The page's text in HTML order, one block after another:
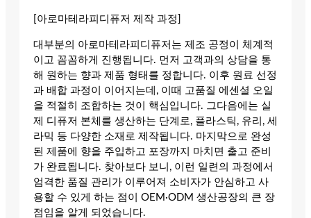
[아로마테라피디퓨저 제작 과정]
대부분의 아로마테라피디퓨저는 제조 공정이 체계적
이고 꼼꼼하게 진행됩니다. 먼저 고객과의 상담을 통
해 원하는 향과 제품 형태를 정합니다. 이후 원료 선정
과 배합 과정이 이어지는데, 이때 고품질 에센셜 오일
을 적절히 조합하는 것이 핵심입니다. 그다음에는 실
제 디퓨저 본체를 생산하는 단계로, 플라스틱, 유리, 세
라믹 등 다양한 소재로 제작됩니다. 마지막으로 완성
된 제품에 향을 주입하고 포장까지 마치면 출고 준비
가 완료됩니다. 찾아보다 보니, 이런 일련의 과정에서
엄격한 품질 관리가 이루어져 소비자가 안심하고 사
용할 수 있게 하는 점이 OEM·ODM 생산공장의 큰 장
점임을 알게 되었습니다.